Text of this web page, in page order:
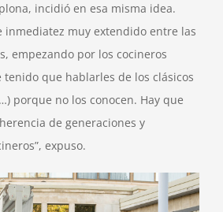
incidió en esa misma idea.
inmediatez muy extendido entre las
empezando por los cocineros
tenido que hablarles de los clásicos
porque no los conocen. Hay que
de generaciones y
expuso.